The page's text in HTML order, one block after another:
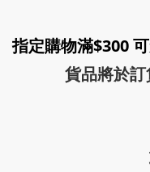
指定購物滿$300
貨品將於